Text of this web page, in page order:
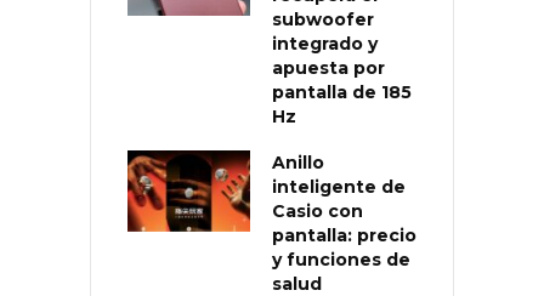
subwoofer
integrado y
apuesta por
pantalla de 185
Hz
Anillo
inteligente de
Casio con
pantalla: precio
y funciones de
salud